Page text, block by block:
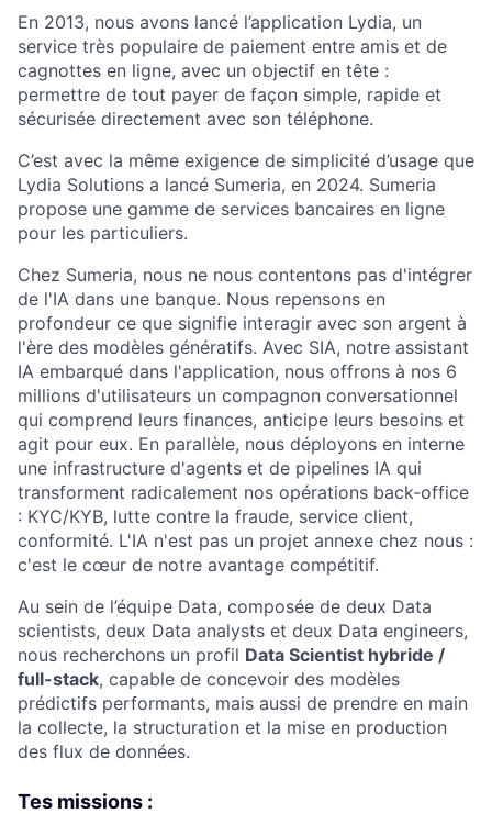
En 2013, nous avons lancé l’application Lydia, un
service très populaire de paiement entre amis et de
cagnottes en ligne, avec un objectif en tête :
permettre de tout payer de façon simple, rapide et
sécurisée directement avec son téléphone.
C’est avec la même exigence de simplicité d’usage que
Lydia Solutions a lancé Sumeria, en 2024. Sumeria
propose une gamme de services bancaires en ligne
pour les particuliers.
Chez Sumeria, nous ne nous contentons pas d'intégrer
de l'IA dans une banque. Nous repensons en
profondeur ce que signifie interagir avec son argent à
l'ère des modèles génératifs. Avec SIA, notre assistant
IA embarqué dans l'application, nous offrons à nos 6
millions d'utilisateurs un compagnon conversationnel
qui comprend leurs finances, anticipe leurs besoins et
agit pour eux. En parallèle, nous déployons en interne
une infrastructure d'agents et de pipelines IA qui
transforment radicalement nos opérations back-office
: KYC/KYB, lutte contre la fraude, service client,
conformité. L'IA n'est pas un projet annexe chez nous :
c'est le cœur de notre avantage compétitif.
Au sein de l’équipe Data, composée de deux Data
scientists, deux Data analysts et deux Data engineers,
nous recherchons un profil Data Scientist hybride /
full-stack, capable de concevoir des modèles
prédictifs performants, mais aussi de prendre en main
la collecte, la structuration et la mise en production
des flux de données.
Tes missions :